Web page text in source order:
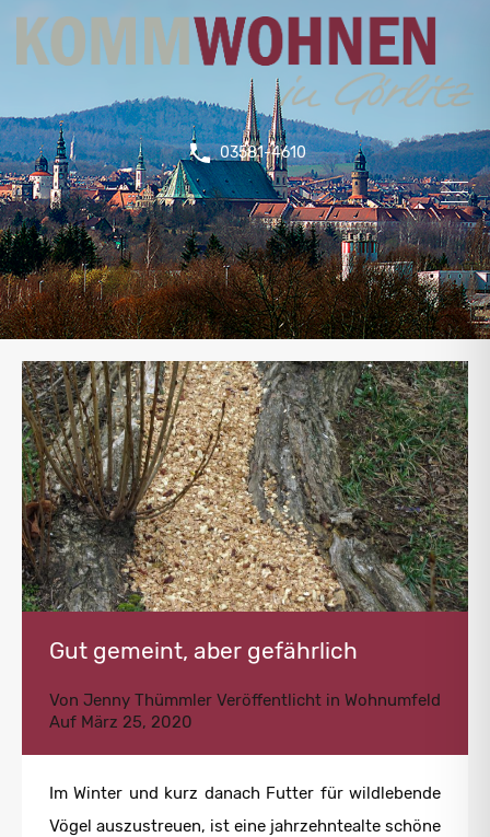
03581-4610
Gut gemeint, aber gefährlich
Von Jenny Thümmler Veröffentlicht in Wohnumfeld
Auf März 25, 2020
Im Winter und kurz danach Futter für wildlebende
Vögel auszustreuen, ist eine jahrzehntealte schöne